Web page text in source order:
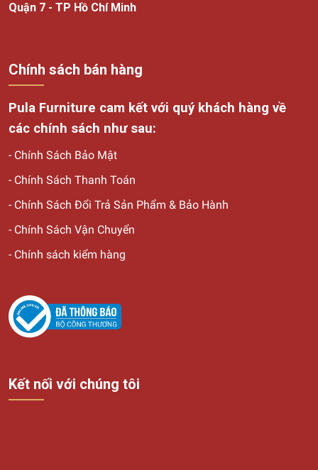
Quận 7 - TP Hồ Chí Minh
Chính sách bán hàng
Pula Furniture cam kết với quý khách hàng về
các chính sách như sau:
- Chính Sách Bảo Mật
- Chính Sách Thanh Toán
- Chính Sách Đổi Trả Sản Phẩm & Bảo Hành
- Chính Sách Vận Chuyển
- Chính sách kiểm hàng
Kết nối với chúng tôi